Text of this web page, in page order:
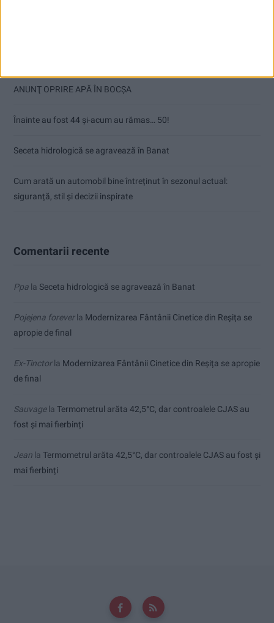
ANUNŢ OPRIRE APĂ ÎN BOCȘA
Înainte au fost 44 și-acum au rămas… 50!
Seceta hidrologică se agravează în Banat
Cum arată un automobil bine întreținut în sezonul actual:
siguranță, stil și decizii inspirate
Comentarii recente
Ppa la Seceta hidrologică se agravează în Banat
Pojejena foreverla Modernizarea Fântânii Cinetice din Reșița se
apropie de final
Ex-Tinctorla Modernizarea Fântânii Cinetice din Reșița se apropie
de final
Sauvagela Termometrul arăta 42,5°C, dar controalele CJAS au
fost și mai fierbinți
Jean la Termometrul arăta 42,5°C, dar controalele CJAS au fost și
mai fierbinți